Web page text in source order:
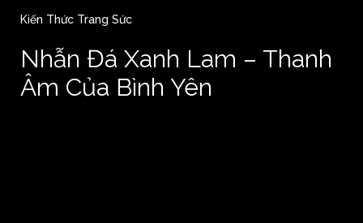
Kiến Thức Trang Sức
Nhẫn Đá Xanh Lam – Thanh
Âm Của Bình Yên